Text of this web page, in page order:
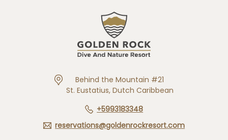
Behind the Mountain #21
St. Eustatius, Dutch Caribbean
+5993183348
reservations@goldenrockresort.com